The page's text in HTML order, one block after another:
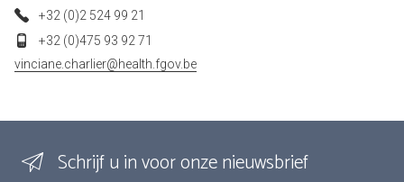
+32 (0)2 524 99 21
+32 (0)475 93 92 71
vinciane.charlier@health.fgov.be
Schrijf u in voor onze nieuwsbrief